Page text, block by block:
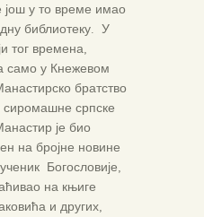
још у то време имао
библиотеку. У
тог времена,
само у Кнежевом
братство
сиромашне српске
је био
на бројне новине
Богословије,
на књиге
и других,